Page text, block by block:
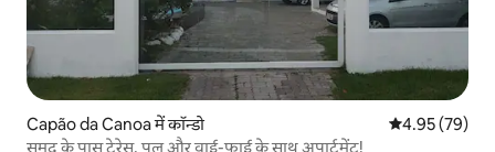
Capão da Canoa में कॉन्डो औसत रेटिंग 5 में
4.95 (79)
समुद्र के पास टेरेस, पूल और वाई-फाई के साथ अपार्टमेंट!